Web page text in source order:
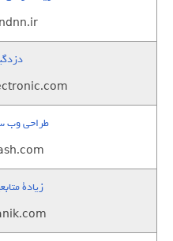
طراحی وب
زيادة